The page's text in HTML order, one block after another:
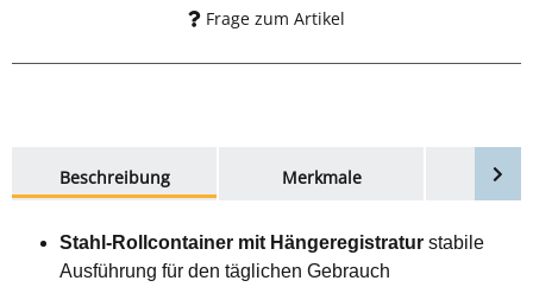
Frage zum Artikel
Beschreibung
Merkmale
Stahl-Rollcontainer mit Hängeregistratur stabile
Ausführung für den täglichen Gebrauch